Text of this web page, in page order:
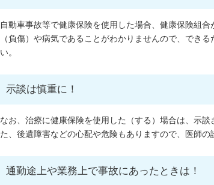
自動車事故等で健康保険を使用した場合、健康保険組
（負傷）や病気であることがわかりませんので、でき
い。
示談は慎重に！
なお、治療に健康保険を使用した（する）場合は、示
た、後遺障害などの心配や危険もありますので、医師
通勤途上や業務上で事故にあったときは！